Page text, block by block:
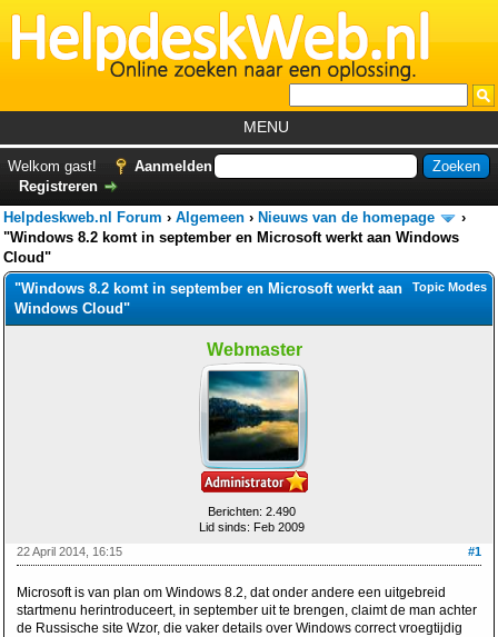
MENU
Foutcodes
Helpdesks
Forum
Welkom gast!
Aanmelden
Registreren
Helpdeskweb.nl Forum › Algemeen › Nieuws van de homepage
›
"Windows 8.2 komt in september en Microsoft werkt aan Windows
Cloud"
Topic Modes
"Windows 8.2 komt in september en Microsoft werkt aan
Windows Cloud"
Webmaster
Berichten: 2.490
Lid sinds: Feb 2009
#1
22 April 2014, 16:15
Microsoft is van plan om Windows 8.2, dat onder andere een uitgebreid
startmenu herintroduceert, in september uit te brengen, claimt de man achter
de Russische site Wzor, die vaker details over Windows correct vroegtijdig